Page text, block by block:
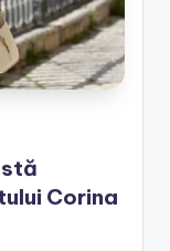
Corina